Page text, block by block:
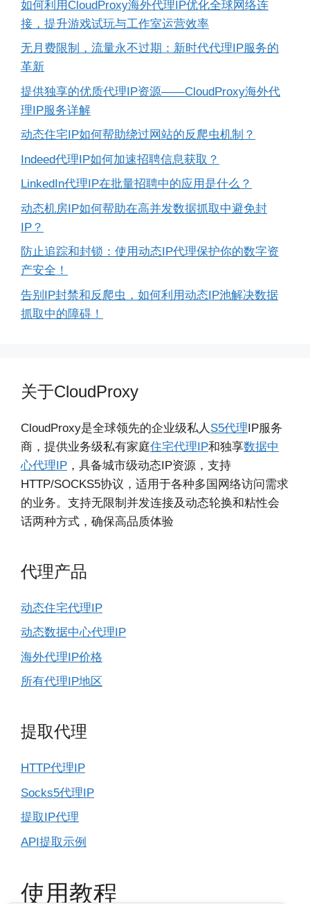
如何利用CloudProxy海外代理IP优化全球网络连
接，提升游戏试玩与工作室运营效率
无月费限制，流量永不过期：新时代代理IP服务的
革新
提供独享的优质代理IP资源——CloudProxy海外代
理IP服务详解
动态住宅IP如何帮助绕过网站的反爬虫机制？
Indeed代理IP如何加速招聘信息获取？
LinkedIn代理IP在批量招聘中的应用是什么？
动态机房IP如何帮助在高并发数据抓取中避免封
IP？
防止追踪和封锁：使用动态IP代理保护你的数字资
产安全！
告别IP封禁和反爬虫，如何利用动态IP池解决数据
抓取中的障碍！
关于CloudProxy
CloudProxy是全球领先的企业级私人 S5代理IP服务
商，提供业务级私有家庭住宅代理IP和独享数据中
心代理IP ，具备城市级动态IP资源，支持
HTTP/SOCKS5协议，适用于各种多国网络访问需求
的业务。支持无限制并发连接及动态轮换和粘性会
话两种方式，确保高品质体验
代理产品
动态住宅代理IP
动态数据中心代理IP
海外代理IP价格
所有代理IP地区
提取代理
HTTP代理IP
Socks5代理IP
提取IP代理
API提取示例
使用教程